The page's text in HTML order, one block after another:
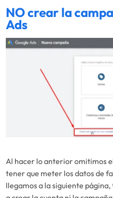
NO crear la
Ads
Al hacer lo anterior omitimos
tener que meter los datos de
llegamos a la siguiente